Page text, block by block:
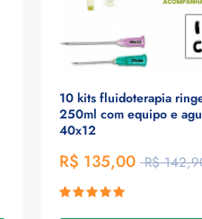
10 kits fluidoterapia
250ml com equipo e
40x12
R$ 135,00 R$